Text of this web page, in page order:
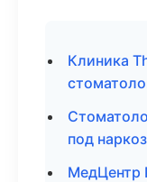
Клиника
под
МедЦентр